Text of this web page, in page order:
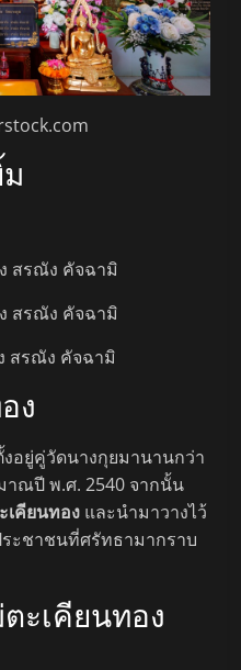
สรณัง คัจฉามิ
สรณัง คัจฉามิ
สรณัง คัจฉามิ
ง
อยู่คู่วัดนางกุยมานานกว่า
าณปี พ.ศ. 2540 จากนั้น
เคียนทอง และนำมาวางไว้
ะชาชนที่ศรัทธามากราบ
ะเคียนทอง